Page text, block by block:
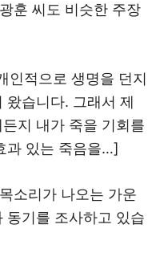
훈 씨도 비슷한 주장
인적으로 생명을 던지
왔습니다. 그래서 제
지 내가 죽을 기회를
과 있는 죽음을…]
소리가 나오는 가운
동기를 조사하고 있습